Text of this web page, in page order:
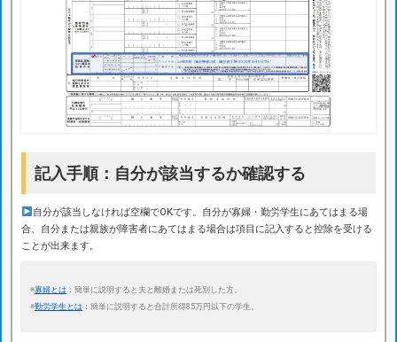
記入手順：自分が該当するか確認する
自分が該当しなければ空欄でOKです。自分が寡婦・勤労学生にあてはまる場
合、自分または親族が障害者にあてはまる場合は項目に記入すると控除を受ける
ことが出来ます。
※寡婦とは ：簡単に説明すると夫と離婚または死別した方。
※勤労学生とは ：簡単に説明すると合計所得85万円以下の学生。